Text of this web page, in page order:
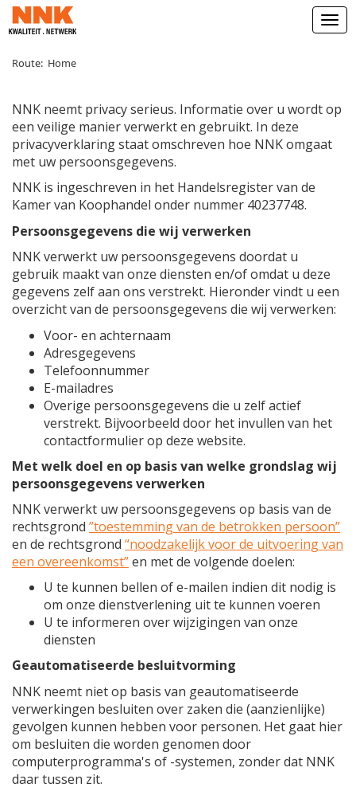
Route: Home
NNK neemt privacy serieus. Informatie over u wordt op
een veilige manier verwerkt en gebruikt. In deze
privacyverklaring staat omschreven hoe NNK omgaat
met uw persoonsgegevens.
NNK is ingeschreven in het Handelsregister van de
Kamer van Koophandel onder nummer 40237748.
Persoonsgegevens die wij verwerken
NNK verwerkt uw persoonsgegevens doordat u
gebruik maakt van onze diensten en/of omdat u deze
gegevens zelf aan ons verstrekt. Hieronder vindt u een
overzicht van de persoonsgegevens die wij verwerken:
Voor- en achternaam
Adresgegevens
Telefoonnummer
E-mailadres
Overige persoonsgegevens die u zelf actief
verstrekt. Bijvoorbeeld door het invullen van het
contactformulier op deze website.
Met welk doel en op basis van welke grondslag wij
persoonsgegevens verwerken
NNK verwerkt uw persoonsgegevens op basis van de
rechtsgrond ”toestemming van de betrokken persoon”
en de rechtsgrond “noodzakelijk voor de uitvoering van
een overeenkomst”en met de volgende doelen:
U te kunnen bellen of e-mailen indien dit nodig is
om onze dienstverlening uit te kunnen voeren
U te informeren over wijzigingen van onze
diensten
Geautomatiseerde besluitvorming
NNK neemt niet op basis van geautomatiseerde
verwerkingen besluiten over zaken die (aanzienlijke)
gevolgen kunnen hebben voor personen. Het gaat hier
om besluiten die worden genomen door
computerprogramma's of -systemen, zonder dat NNK
daar tussen zit.